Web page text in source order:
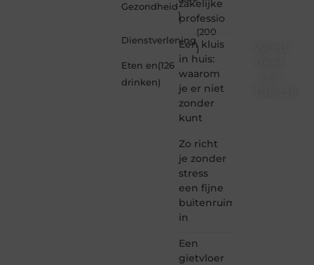
Gezondheid
)
Dienstverlening
(200
)
Eten en
drinken
(126
)
zakelijke
professio
Een kluis
in huis:
waarom
je er niet
zonder
kunt
Zo richt
je zonder
stress
een fijne
buitenruimte
in
Een
gietvloer